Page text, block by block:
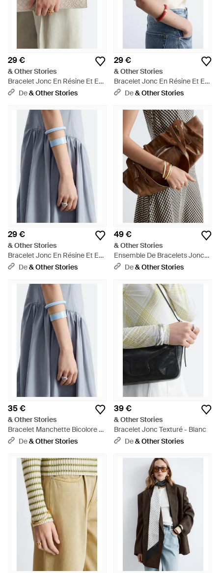
29 €
& Other Stories
Bracelet Jonc En Résine Et En
Métal Contrasté - Blanc
De& Other Stories
29 €
& Other Stories
Bracelet Jonc En Résine Et En
Métal Contrasté - Blanc
De& Other Stories
29 €
& Other Stories
Bracelet Jonc En Résine Et En
Métal Contrasté - Bleu
De& Other Stories
49 €
& Other Stories
Ensemble De Bracelets Jonc
Tubulaires - Métallisé
De& Other Stories
35 €
& Other Stories
Bracelet Manchette Bicolore -
BleuDe& Other Stories
39 €
& Other Stories
Bracelet Jonc Texturé - Blanc
De& Other Stories